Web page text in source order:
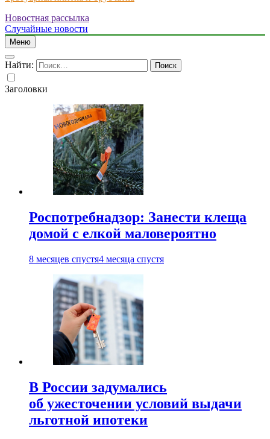
Just another WordPress site
Новостная рассылка
Случайные новости
Меню
Найти:
Заголовки
Роспотребнадзор: Занести клеща
домой с елкой маловероятно
8 месяцев спустя4 месяца спустя
В России задумались
об ужесточении условий выдачи
льготной ипотеки